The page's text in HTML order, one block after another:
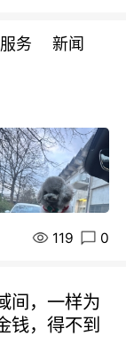
周铁发！
务 新闻
119 0
间，一样为
钱，得不到